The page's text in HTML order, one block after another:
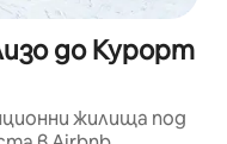
до Курорт
жилища под